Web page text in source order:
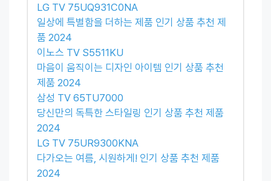
LG TV 75UQ931C0NA
일상에 특별함을 더하는 제품 인기 상품 추천 제
품 2024
이노스 TV S5511KU
마음이 움직이는 디자인 아이템 인기 상품 추천
제품 2024
삼성 TV 65TU7000
당신만의 독특한 스타일링 인기 상품 추천 제품
2024
LG TV 75UR9300KNA
다가오는 여름, 시원하게! 인기 상품 추천 제품
2024